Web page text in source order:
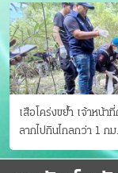
เสือโคร่งขย้ำ เจ้าหน้า
ลากไปกินไกลกว่า 1 ก
ขาแข้งชั่วคราว